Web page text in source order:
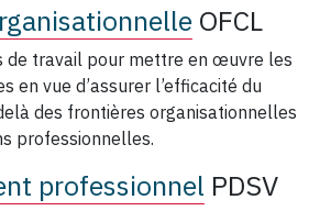
OFCL
de travail pour mettre en œuvre les
en vue d’assurer l’efficacité du
des frontières organisationnelles
professionnelles.
professionnel PDSV